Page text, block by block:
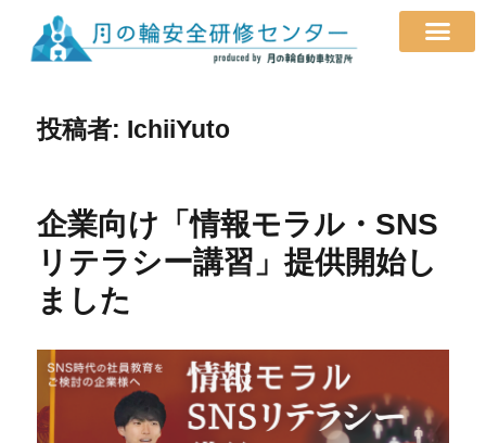
投稿者: IchiiYuto
企業向け「情報モラル・SNS
リテラシー講習」提供開始し
ました